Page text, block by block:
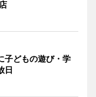
子どもの遊び・学
日